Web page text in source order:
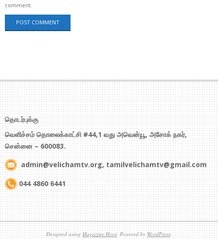
comment.
தொடர்புக்கு
வெளிச்சம் தொலைக்காட்சி #44,1 வது அவென்யூ, அசோக் நகர்,
சென்னை – 600083.
admin@velichamtv.org, tamilvelichamtv@gmail.com
044 4860 6441
Designed using Magazine Hoot. Powered byWordPress.